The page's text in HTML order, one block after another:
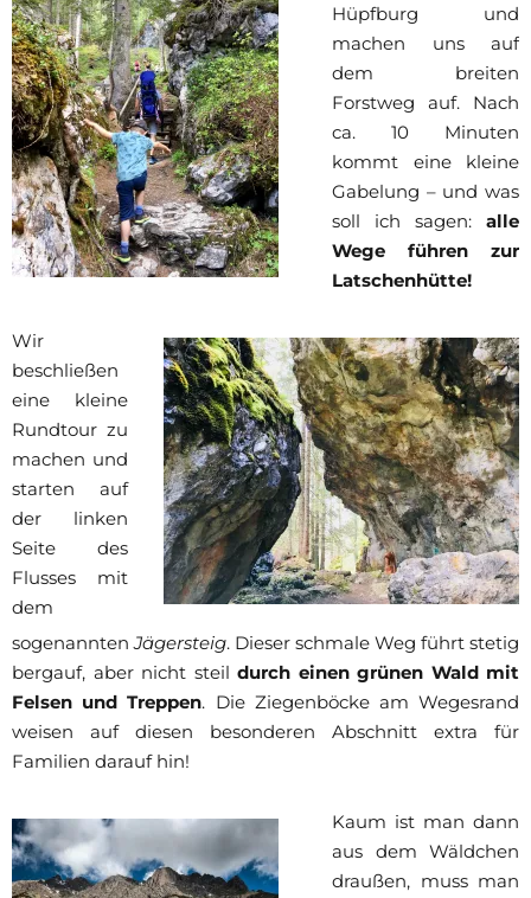
Hüpfburg und
machen uns auf
dem breiten
Forstweg auf. Nach
ca. 10 Minuten
kommt eine kleine
Gabelung – und was
soll ich sagen: alle
Wege führen zur
Latschenhütte!
Wir
beschließen
eine kleine
Rundtour zu
machen und
starten auf
der linken
Seite des
Flusses mit
dem
sogenanntenJägersteig. Dieser schmale Weg führt stetig
bergauf, aber nicht steil durch einen grünen Wald mit
Felsen und Treppen. Die Ziegenböcke am Wegesrand
weisen auf diesen besonderen Abschnitt extra für
Familien darauf hin!
Kaum ist man dann
aus dem Wäldchen
draußen, muss man